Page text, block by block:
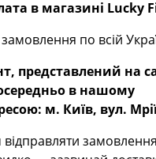
в магазині Lucky
по всій
представлений на
в нашому
м. Київ, вул.
замовлення